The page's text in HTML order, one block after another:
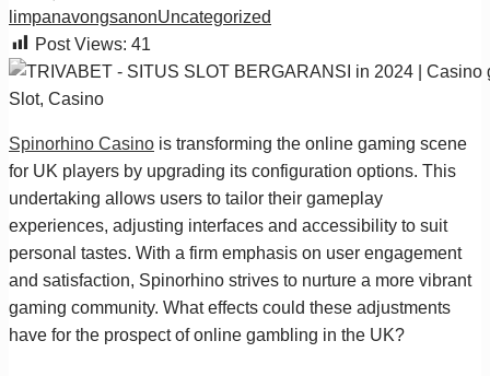
limpanavongsanonUncategorized
Post Views: 41
Spinorhino Casino is transforming the online gaming scene
for UK players by upgrading its configuration options. This
undertaking allows users to tailor their gameplay
experiences, adjusting interfaces and accessibility to suit
personal tastes. With a firm emphasis on user engagement
and satisfaction, Spinorhino strives to nurture a more vibrant
gaming community. What effects could these adjustments
have for the prospect of online gambling in the UK?